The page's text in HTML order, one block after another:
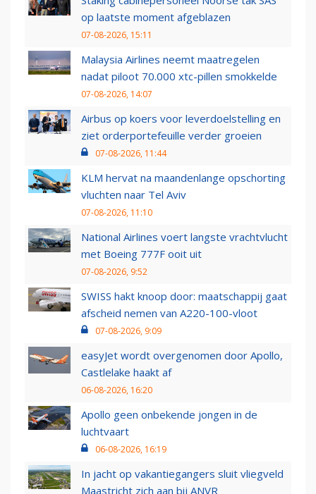
op laatste moment afgeblazen
07-08-2026, 15:11
Malaysia Airlines neemt maatregelen
nadat piloot 70.000 xtc-pillen smokkelde
07-08-2026, 14:07
Airbus op koers voor leverdoelstelling en
ziet orderportefeuille verder groeien
07-08-2026, 11:44
KLM hervat na maandenlange opschorting
vluchten naar Tel Aviv
07-08-2026, 11:10
National Airlines voert langste vrachtvlucht
met Boeing 777F ooit uit
07-08-2026, 9:52
SWISS hakt knoop door: maatschappij gaat
afscheid nemen van A220-100-vloot
07-08-2026, 9:09
easyJet wordt overgenomen door Apollo,
Castlelake haakt af
06-08-2026, 16:20
Apollo geen onbekende jongen in de
luchtvaart
06-08-2026, 16:19
In jacht op vakantiegangers sluit vliegveld
Maastricht zich aan bij ANVR